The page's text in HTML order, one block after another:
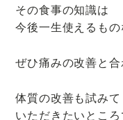
その食事の知識は
今後一生使えるもの
ぜひ痛みの改善と合
体質の改善も試みて
いただきたいところ